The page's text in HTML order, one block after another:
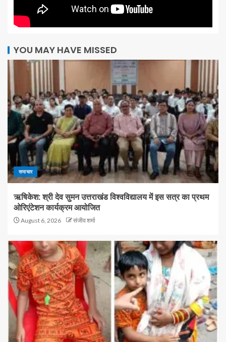
YOU MAY HAVE MISSED
समाचार
ऋषिकेश: श्री देव सुमन उत्तराखंड विश्वविद्यालय में इस सत्र का प्रथम
ओरिएंटेशन कार्यक्रम आयोजित
August 6, 2026 संजीव शर्मा